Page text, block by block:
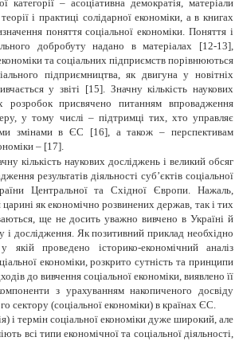
категорії – асоціативна демократія, матеріали
і практиці солідарної економіки, а в книгах
поняття соціальної економіки. Поняття і
добробуту надано в матеріалах [12-13],
та соціальних підприємств порівнюються
підприємництва, як двигуна у новітніх
у звіті [15]. Значну кількість наукових
розробок присвячено питанням впровадження
у тому числі – підтримці тих, хто управляє
змінами в ЄС [16], а також – перспективам
– [17].
кількість наукових досліджень і великий обсяг
результатів діяльності суб’єктів соціальної
Центральної та Східної Європи. Нажаль,
як економічно розвинених держав, так і тих
ще не досить уважно вивчено в Україні й
і дослідження. Як позитивний приклад необхідно
проведено історико-економічний аналіз
економіки, розкрито сутність та принципи
до вивчення соціальної економіки, виявлено її
з урахуванням накопиченого досвіду
сектору (соціальної економіки) в країнах ЄС.
і термін соціальної економіки дуже широкий, але
всі типи економічної та соціальної діяльності,